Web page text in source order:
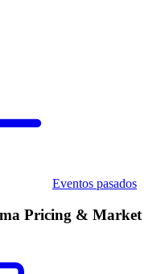
Eventos pasados
Pricing & Market